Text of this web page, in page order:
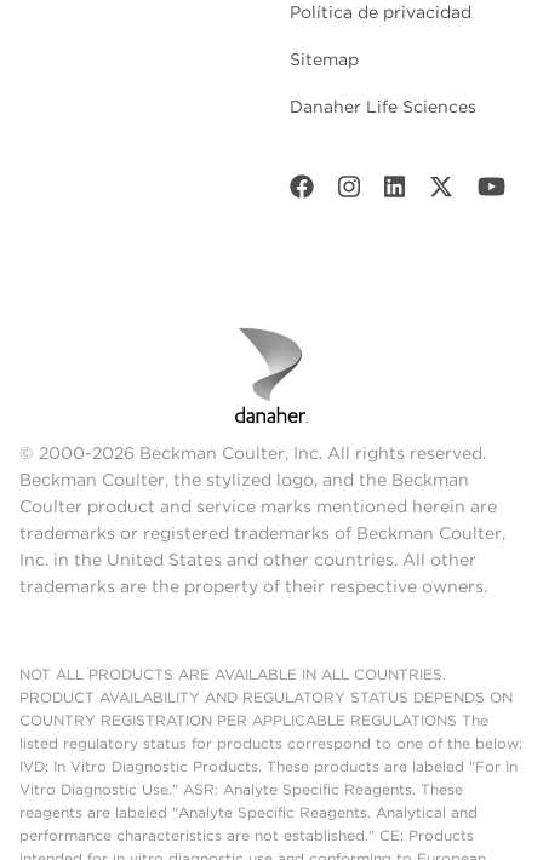
Política de privacidad
Sitemap
Danaher Life Sciences
© 2000-2026 Beckman Coulter, Inc. All rights reserved.
Beckman Coulter, the stylized logo, and the Beckman
Coulter product and service marks mentioned herein are
trademarks or registered trademarks of Beckman Coulter,
Inc. in the United States and other countries. All other
trademarks are the property of their respective owners.
NOT ALL PRODUCTS ARE AVAILABLE IN ALL COUNTRIES.
PRODUCT AVAILABILITY AND REGULATORY STATUS DEPENDS ON
COUNTRY REGISTRATION PER APPLICABLE REGULATIONS The
listed regulatory status for products correspond to one of the below:
IVD: In Vitro Diagnostic Products. These products are labeled "For In
Vitro Diagnostic Use." ASR: Analyte Specific Reagents. These
reagents are labeled "Analyte Specific Reagents. Analytical and
performance characteristics are not established." CE: Products